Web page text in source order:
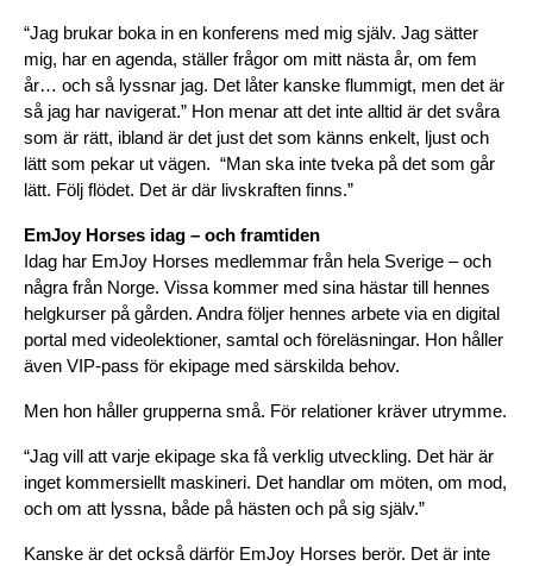
“Jag brukar boka in en konferens med mig själv. Jag sätter
mig, har en agenda, ställer frågor om mitt nästa år, om fem
år… och så lyssnar jag. Det låter kanske flummigt, men det är
så jag har navigerat.” Hon menar att det inte alltid är det svåra
som är rätt, ibland är det just det som känns enkelt, ljust och
lätt som pekar ut vägen. “Man ska inte tveka på det som går
lätt. Följ flödet. Det är där livskraften finns.”
EmJoy Horses idag – och framtiden
Idag har EmJoy Horses medlemmar från hela Sverige – och
några från Norge. Vissa kommer med sina hästar till hennes
helgkurser på gården. Andra följer hennes arbete via en digital
portal med videolektioner, samtal och föreläsningar. Hon håller
även VIP-pass för ekipage med särskilda behov.
Men hon håller grupperna små. För relationer kräver utrymme.
“Jag vill att varje ekipage ska få verklig utveckling. Det här är
inget kommersiellt maskineri. Det handlar om möten, om mod,
och om att lyssna, både på hästen och på sig själv.”
Kanske är det också därför EmJoy Horses berör. Det är inte